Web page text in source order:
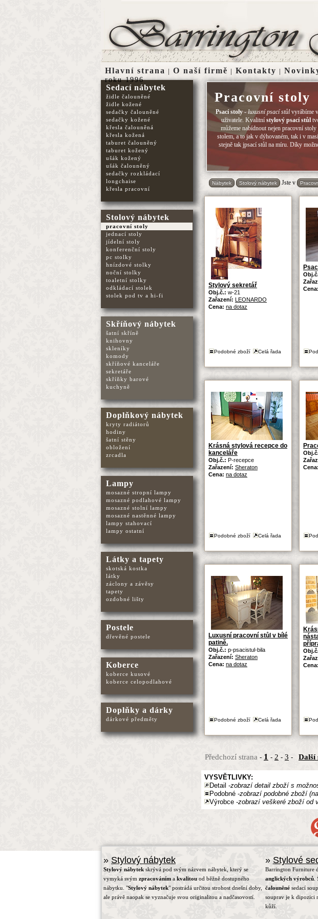
Pracovní stoly
Psací stoly- luxusní psací stůlvyrábíme
uživatele. Kvalitnístylový psací stůl
můžeme nabídnout nejen pracovní
stolem, a to jak v dýhovaném, tak i v
stejně tak jpsací stůl na míru. Díky
Nábytek Stolový nábytek Jste v
Stylový sekretář
Obj.č.: w-21
Zařazení: LEONARDO
Cena: na dotaz
Podobné zboží Celá řada
Cena:
Krásná stylová recepce do
kanceláře
Obj.č.: P-recepce
Zařazení: Sheraton
Cena: na dotaz
Podobné zboží Celá řada
Cena:
Luxusní pracovní stůl v bílé
patině.
Obj.č.: p-psacistul-bila
Zařazení: Sheraton
Cena: na dotaz
Podobné zboží Celá řada
Cena:
Předchozí strana - 1 - 2 - 3 - Další
VYSVĚTLIVKY:
Detail -zobrazí detail zboží s
Podobné -zobrazí podobné zboží
Výrobce -zobrazí veškeré zboží od
Sedací nábytek
židle čalouněné
židle kožené
sedačky čalouněné
sedačky kožené
křesla čalouněná
křesla kožená
taburet čalouněný
taburet kožený
ušák kožený
ušák čalouněný
sedačky rozkládací
longchaise
křesla pracovní
Stolový nábytek
pracovní stoly
jednací stoly
jídelní stoly
konferenční stoly
pc stolky
hnízdové stolky
noční stolky
toaletní stolky
odkládací stolek
stolek pod tv a hi-fi
Skříňový nábytek
šatní skříně
knihovny
skleníky
komody
skříňové kanceláře
sekretáře
skříňky barové
kuchyně
Doplňkový nábytek
kryty radiátorů
hodiny
šatní stěny
obložení
zrcadla
Lampy
mosazné stropní lampy
mosazné podlahové lampy
mosazné stolní lampy
mosazné nastěnné lampy
lampy stahovací
lampy ostatní
Látky a tapety
skotská kostka
látky
záclony a závěsy
tapety
ozdobné lišty
Postele
dřevěné postele
Koberce
koberce kusové
koberce celopodlahové
Doplňky a dárky
dárkové předměty
Hlavní strana | O naší firmě | Kontakty |
roku 1996
» Stylový nábytek
Stylový nábytek skrývá pod svým názvem nábytek, který se
vymyká svým zpracováním a kvalitou od běžně dostupného
nábytku. "Stylový nábytek" postrádá určitou strohost dnešní doby,
ale právě naopak se vyznačuje svou originalitou a nadčasovostí.
» Stylové
Barrington Furniture
anglických výrobců.
čalouněnésedací
souprav je k dipozici
kůží.